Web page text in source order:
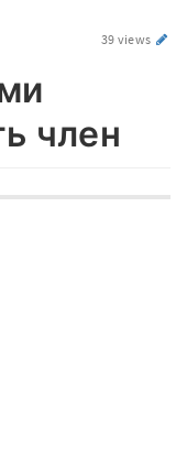
39 views
член